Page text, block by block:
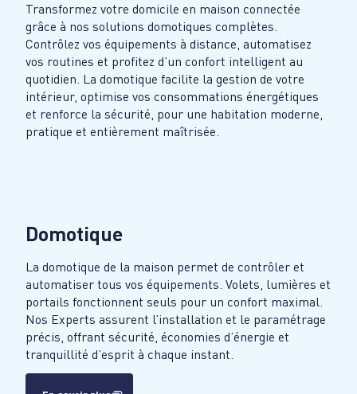
Transformez votre domicile en maison connectée
grâce à nos solutions domotiques complètes.
Contrôlez vos équipements à distance, automatisez
vos routines et profitez d’un confort intelligent au
quotidien. La domotique facilite la gestion de votre
intérieur, optimise vos consommations énergétiques
et renforce la sécurité, pour une habitation moderne,
pratique et entièrement maîtrisée.
Domotique
La domotique de la maison permet de contrôler et
automatiser tous vos équipements. Volets, lumières et
portails fonctionnent seuls pour un confort maximal.
Nos Experts assurent l’installation et le paramétrage
précis, offrant sécurité, économies d’énergie et
tranquillité d’esprit à chaque instant.